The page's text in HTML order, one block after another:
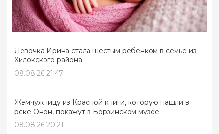
Девочка Ирина стала шестым ребенком в семье из
Хилокского района
08.08.26 21:47
Жемчужницу из Красной книги, которую нашли в
реке Онон, покажут в Борзинском музее
08.08.26 20:21